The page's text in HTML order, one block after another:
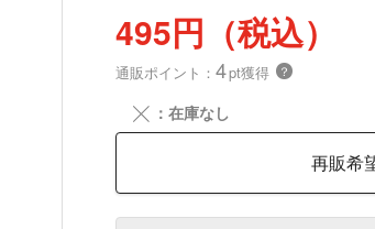
495円（税込）
通販ポイント： 4pt獲得 ？
╳ ：在庫なし
再販希